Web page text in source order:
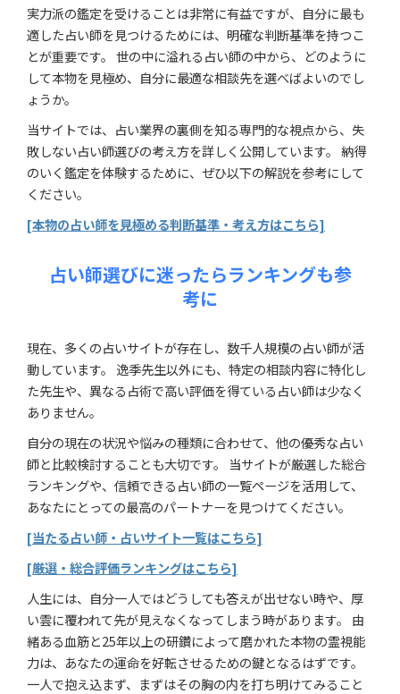
実力派の鑑定を受けることは非常に有益ですが、自分に最も
適した占い師を見つけるためには、明確な判断基準を持つこ
とが重要です。 世の中に溢れる占い師の中から、どのように
して本物を見極め、自分に最適な相談先を選べばよいのでし
ょうか。
当サイトでは、占い業界の裏側を知る専門的な視点から、失
敗しない占い師選びの考え方を詳しく公開しています。 納得
のいく鑑定を体験するために、ぜひ以下の解説を参考にして
ください。
[本物の占い師を見極める判断基準・考え方はこちら]
占い師選びに迷ったらランキングも参
考に
現在、多くの占いサイトが存在し、数千人規模の占い師が活
動しています。 逸季先生以外にも、特定の相談内容に特化し
た先生や、異なる占術で高い評価を得ている占い師は少なく
ありません。
自分の現在の状況や悩みの種類に合わせて、他の優秀な占い
師と比較検討することも大切です。 当サイトが厳選した総合
ランキングや、信頼できる占い師の一覧ページを活用して、
あなたにとっての最高のパートナーを見つけてください。
[当たる占い師・占いサイト一覧はこちら]
[厳選・総合評価ランキングはこちら]
人生には、自分一人ではどうしても答えが出せない時や、厚
い雲に覆われて先が見えなくなってしまう時があります。 由
緒ある血筋と25年以上の研鑽によって磨かれた本物の霊視能
力は、あなたの運命を好転させるための鍵となるはずです。
一人で抱え込まず、まずはその胸の内を打ち明けてみること